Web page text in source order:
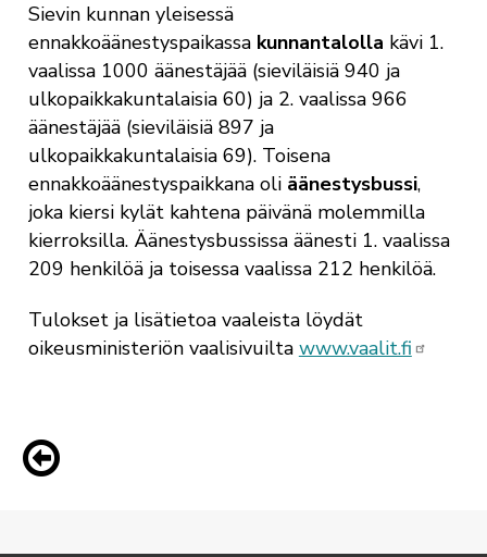
Sievin kunnan yleisessä
ennakkoäänestyspaikassa kunnantalolla kävi 1.
vaalissa 1000 äänestäjää (sieviläisiä 940 ja
ulkopaikkakuntalaisia 60) ja 2. vaalissa 966
äänestäjää (sieviläisiä 897 ja
ulkopaikkakuntalaisia 69). Toisena
ennakkoäänestyspaikkana oli äänestysbussi,
joka kiersi kylät kahtena päivänä molemmilla
kierroksilla. Äänestysbussissa äänesti 1. vaalissa
209 henkilöä ja toisessa vaalissa 212 henkilöä.
Tulokset ja lisätietoa vaaleista löydät
oikeusministeriön vaalisivuilta www.vaalit.fi